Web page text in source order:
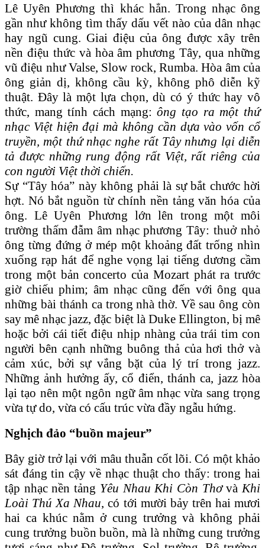
Lê Uyên Phương thì khác hẳn. Trong nhạc ông
gần như không tìm thấy dấu vết nào của dân nhạc
hay ngũ cung. Giai điệu của ông được xây trên
nền điệu thức và hòa âm phương Tây, qua những
vũ điệu như Valse, Slow rock, Rumba. Hòa âm của
ông giản dị, không cầu kỳ, không phô diễn kỹ
thuật. Đây là một lựa chọn, dù có ý thức hay vô
thức, mang tính cách mạng:ông tạo ra một thứ
nhạc Việt hiện đại mà không cần dựa vào vốn cổ
truyền, một thứ nhạc nghe rất Tây nhưng lại diễn
tả được những rung động rất Việt, rất riêng của
con người Việt thời chiến.
Sự “Tây hóa” này không phải là sự bắt chước hời
hợt. Nó bắt nguồn từ chính nền tảng văn hóa của
ông. Lê Uyên Phương lớn lên trong một môi
trường thấm đẫm âm nhạc phương Tây: thuở nhỏ
ông từng đứng ở mép một khoảng đất trống nhìn
xuống rạp hát để nghe vọng lại tiếng dương cầm
trong một bản concerto của Mozart phát ra trước
giờ chiếu phim; âm nhạc cũng đến với ông qua
những bài thánh ca trong nhà thờ. Về sau ông còn
say mê nhạc jazz, đặc biệt là Duke Ellington, bị mê
hoặc bởi cái tiết điệu nhịp nhàng của trái tim con
người bên cạnh những buông thả của hơi thở và
cảm xúc, bởi sự vắng bặt của lý trí trong jazz.
Những ảnh hưởng ấy, cổ điển, thánh ca, jazz hòa
lại tạo nên một ngôn ngữ âm nhạc vừa sang trọng
vừa tự do, vừa có cấu trúc vừa đầy ngẫu hứng.
Nghịch đảo “buồn majeur”
Bây giờ trở lại với mâu thuẫn cốt lõi. Có một khảo
sát đáng tin cậy về nhạc thuật cho thấy: trong hai
tập nhạc nền tảng Yêu Nhau Khi Còn ThơvàKhi
Loài Thú Xa Nhau, có tới mười bảy trên hai mươi
hai ca khúc nằm ở cung trưởng và không phải
cung trưởng buồn buồn, mà là những cung trưởng